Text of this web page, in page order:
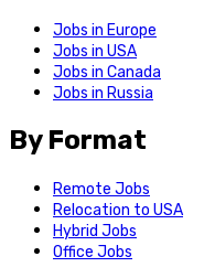
Jobs in Europe
Jobs in USA
Jobs in Canada
Jobs in Russia
By Format
Remote Jobs
Relocation to USA
Hybrid Jobs
Office Jobs